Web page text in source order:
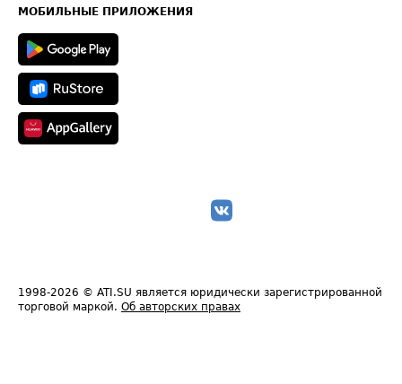
Техническая информация
МОБИЛЬНЫЕ ПРИЛОЖЕНИЯ
1998-2026 © ATI.SU является юридически зарегистрированной
торговой маркой. Об авторских правах